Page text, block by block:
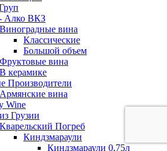
Алко ВКЗ
Виноградные вина
Классические
Большой объем
Фруктовые вина
В керамике
Производители
Армянские вина
Wine
Грузии
Кварельский Погреб
Киндзмараули
Киндзмараули 0,75л